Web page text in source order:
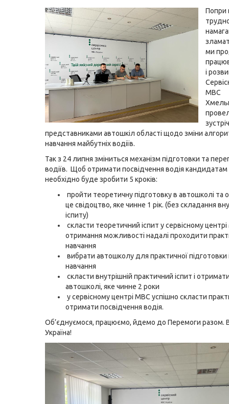
Попри
ми
і
МВС
представниками автошкіл області щодо зміни
навчання майбутніх водіїв.
Так з 24 липня зміниться механізм підготовки та
водіїв. Щоб отримати посвідчення водія кандидатам
необхідно буде зробити 5 кроків:
пройти теоретичну підготовку в автошколі та
це свідоцтво, яке чинне 1 рік. (без складання
іспиту)
скласти теоретичний іспит у сервісному
отримання можливості надалі проходити
навчання
вибрати автошколу для практичної підготовки
навчання
скласти внутрішній практичний іспит і
автошколі, яке чинне 2 роки
у сервісному центрі МВС успішно скласти
отримати посвідчення водія.
Об’єднуємося, працюємо, йдемо до Перемоги разом.
Україна!